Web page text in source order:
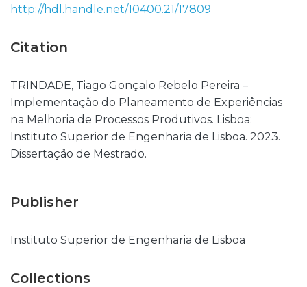
http://hdl.handle.net/10400.21/17809
Citation
TRINDADE, Tiago Gonçalo Rebelo Pereira –
Implementação do Planeamento de Experiências
na Melhoria de Processos Produtivos. Lisboa:
Instituto Superior de Engenharia de Lisboa. 2023.
Dissertação de Mestrado.
Publisher
Instituto Superior de Engenharia de Lisboa
Collections